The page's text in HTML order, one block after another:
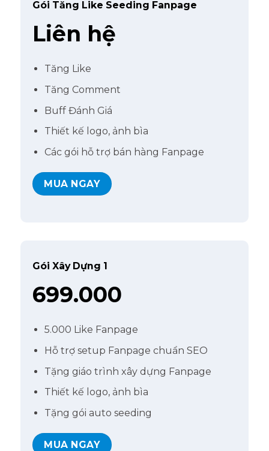
Gói Tăng Like Seeding Fanpage
Liên hệ
Tăng Like
Tăng Comment
Buff Đánh Giá
Thiết kế logo, ảnh bìa
Các gói hỗ trợ bán hàng Fanpage
MUA NGAY
Gói Xây Dựng 1
699.000
5.000 Like Fanpage
Hỗ trợ setup Fanpage chuẩn SEO
Tặng giáo trình xây dựng Fanpage
Thiết kế logo, ảnh bìa
Tặng gói auto seeding
MUA NGAY